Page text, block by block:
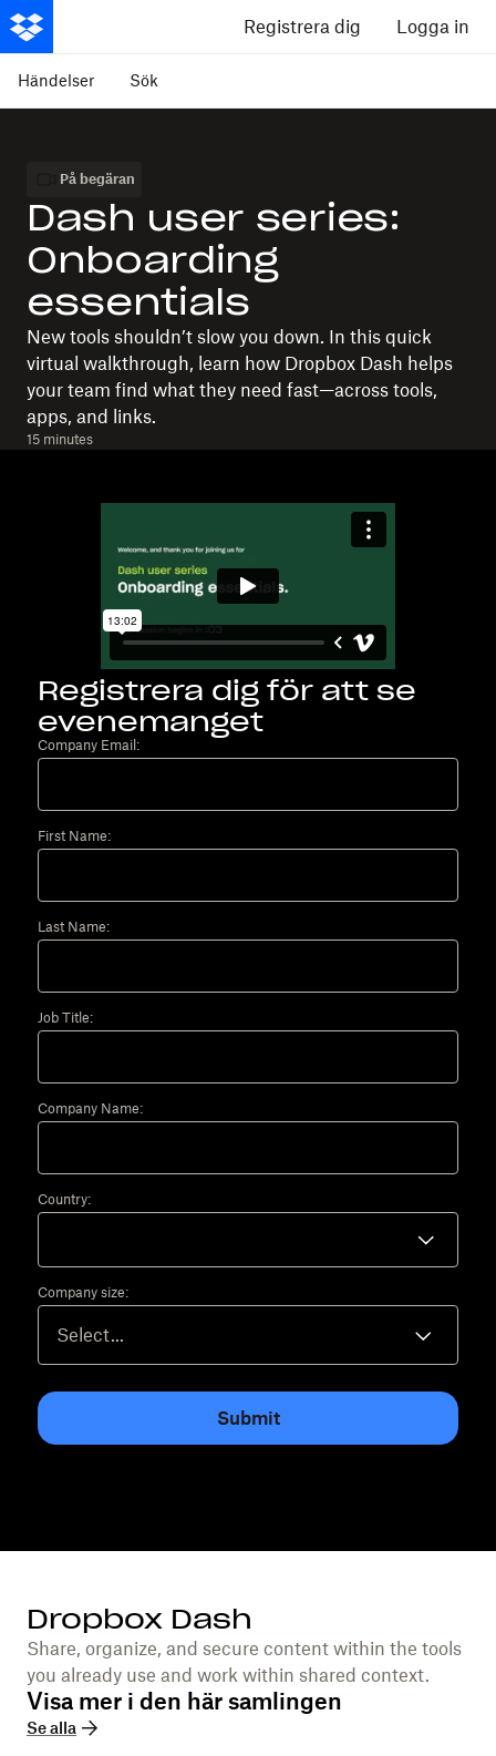
Registrera dig Logga in
Händelser Sök
På begäran
Dash user series:
Onboarding
essentials
New tools shouldn’t slow you down. In this quick
virtual walkthrough, learn how Dropbox Dash helps
your team find what they need fast—across tools,
apps, and links.
15 minutes
Registrera dig för att se
evenemanget
Company Email:
First Name:
Last Name:
Job Title:
Company Name:
Country:
Company size:
Submit
Dropbox Dash
Share, organize, and secure content within the tools
you already use and work within shared context.
Visa mer i den här samlingen
Se alla